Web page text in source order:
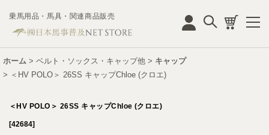
乗馬用品・馬具・関連商品販売
ホーム > ベルト・ソックス・キャップ他 > キャップ
> ＜HV POLO＞ 26SS キャップChloe (クロエ)
＜HV POLO＞ 26SS キャップChloe (クロエ)
[42684]